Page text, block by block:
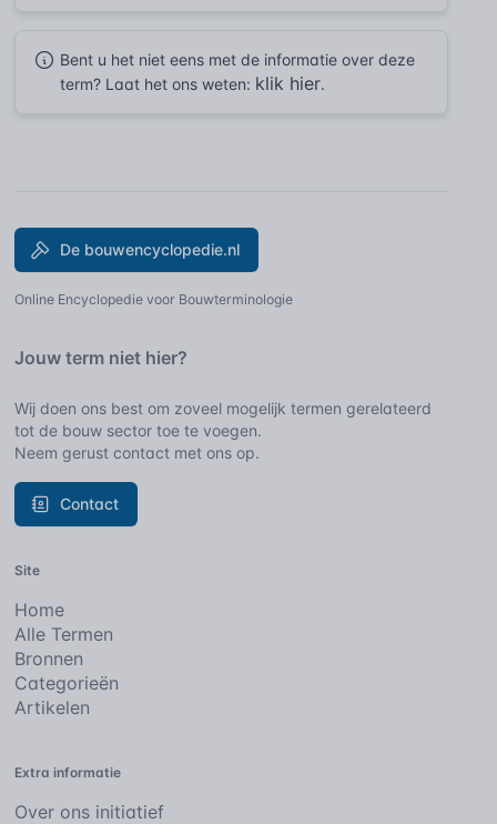
Bent u het niet eens met de informatie over deze
term? Laat het ons weten: klik hier.
De bouwencyclopedie.nl
Online Encyclopedie voor Bouwterminologie
Jouw term niet hier?
Wij doen ons best om zoveel mogelijk termen gerelateerd
tot de bouw sector toe te voegen.
Neem gerust contact met ons op.
Contact
Site
Home
Alle Termen
Bronnen
Categorieën
Artikelen
Extra informatie
Over ons initiatief